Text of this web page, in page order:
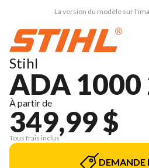
La version du modèle sur
Stihl
ADA 1000
À partir de
349,99 $
Tous frais inclus
DEMANDE